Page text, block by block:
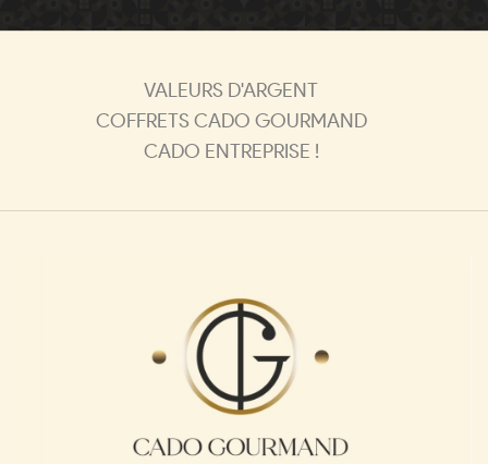
VALEURS D'ARGENT
COFFRETS CADO GOURMAND
CADO ENTREPRISE !